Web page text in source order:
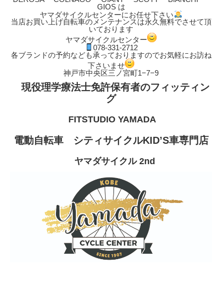
GIOS は
ヤマダサイクルセンターにお任せ下さい
当店お買い上げ自転車のメンテナンスは永久無料でさせて頂
いております
ヤマダサイクルセンター
078-331-2712
各ブランドの予約なども承っておりますのでお気軽にお訪ね
下さいませ
神戸市中央区三ノ宮町1−7−9
現役理学療法士免許保有者のフィッティン
グ
FITSTUDIO YAMADA
電動自転車 シティサイクルKID’S車専門店
ヤマダサイクル 2nd